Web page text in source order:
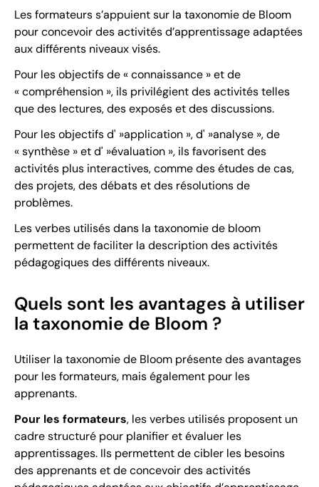
Les formateurs s’appuient sur la taxonomie de Bloom
pour concevoir des activités d’apprentissage adaptées
aux différents niveaux visés.
Pour les objectifs de « connaissance » et de
« compréhension », ils privilégient des activités telles
que des lectures, des exposés et des discussions.
Pour les objectifs d' »application », d' »analyse », de
« synthèse » et d' »évaluation », ils favorisent des
activités plus interactives, comme des études de cas,
des projets, des débats et des résolutions de
problèmes.
Les verbes utilisés dans la taxonomie de bloom
permettent de faciliter la description des activités
pédagogiques des différents niveaux.
Quels sont les avantages à utiliser
la taxonomie de Bloom ?
Utiliser la taxonomie de Bloom présente des avantages
pour les formateurs, mais également pour les
apprenants.
Pour les formateurs, les verbes utilisés proposent un
cadre structuré pour planifier et évaluer les
apprentissages. Ils permettent de cibler les besoins
des apprenants et de concevoir des activités